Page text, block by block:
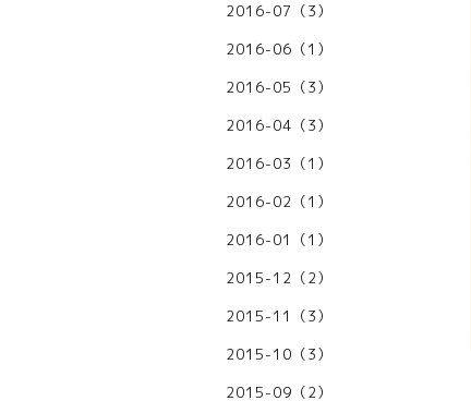
2016-07（3）
2016-06（1）
2016-05（3）
2016-04（3）
2016-03（1）
2016-02（1）
2016-01（1）
2015-12（2）
2015-11（3）
2015-10（3）
2015-09（2）